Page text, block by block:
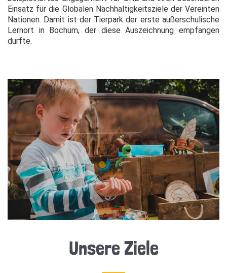
Einsatz für die Globalen Nachhaltigkeitsziele der Vereinten
Nationen. Damit ist der Tierpark der erste außerschulische
Lernort in Bochum, der diese Auszeichnung empfangen
durfte.
Unsere Ziele